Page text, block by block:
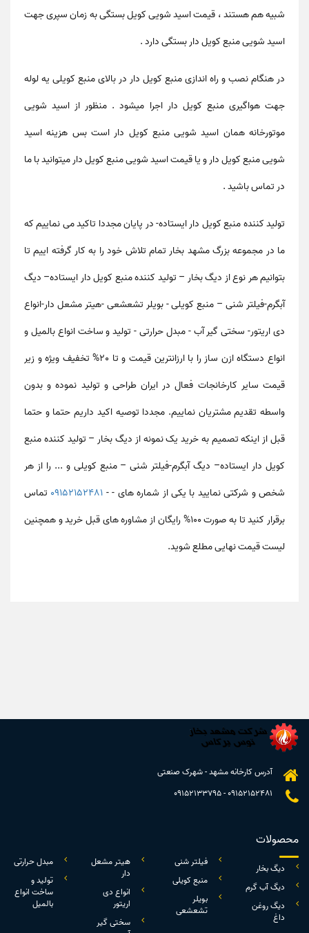
شبیه هم هستند ، قیمت اسید شویی کویل بستگی به زمان سپری جهت
اسید شویی منبع کویل دار بستگی دارد .
در هنگام نصب و راه اندازی منبع کویل دار در بالای منبع کویلی یه لوله
جهت هواگیری منبع کویل دار اجرا میشود . منظور از اسید شویی
موتورخانه همان اسید شویی منبع کویل دار است بس هزینه اسید
شویی منبع کویل دار و یا قیمت اسید شویی منبع کویل دار میتوانید با ما
در تماس باشید .
تولید کننده منبع کویل دار ایستاده- در پایان مجددا تاکید می نماییم که
ما در مجموعه بزرگ مشهد بخار تمام تلاش خود را به کار گرفته اییم تا
بتوانیم هر نوع از دیگ بخار – تولید کننده منبع کویل دار ایستاده– دیگ
آبگرم-فیلتر شنی – منبع کویلی - بویلر تشعشعی -هیتر مشعل دار-انواع
دی اریتور- سختی گیر آب - مبدل حرارتی - تولید و ساخت انواع بالمیل و
انواع دستگاه ازن ساز را با ارزانترین قیمت و تا 20% تخفیف ویژه و زیر
قیمت سایر کارخانجات فعال در ایران طراحی و تولید نموده و بدون
واسطه تقدیم مشتریان نماییم. مجددا توصیه اکید داریم حتما و حتما
قبل از اینکه تصمیم به خرید یک نمونه از دیگ بخار – تولید کننده منبع
کویل دار ایستاده– دیگ آبگرم-فیلتر شنی – منبع کویلی و ... را از هر
شخص و شرکتی نمایید با یکی از شماره های - - 09152152481 تماس
برقرار کنید تا به صورت 100% رایگان از مشاوره های قبل خرید و همچنین
لیست قیمت نهایی مطلع شوید.
آدرس کارخانه مشهد - شهرک صنعتی
09152152481
-
09152133795
محصولات
دیگ بخار
دیگ آب گرم
دیگ روغن
داغ
فیلتر شنی
منبع کویلی
بویلر
تشعشعی
هیتر مشعل
دار
انواع دی
اریتور
سختی گیر
مبدل حرارتی
تولید و
ساخت انواع
بالمیل